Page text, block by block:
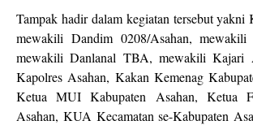
Tampak hadir dalam kegiatan tersebut yakni
mewakili Dandim 0208/Asahan,
mewakili Danlanal TBA, mewakili Kajari
Kapolres Asahan, Kakan Kemenag
Ketua MUI Kabupaten Asahan, Ketua
Asahan, KUA Kecamatan se-Kabupaten